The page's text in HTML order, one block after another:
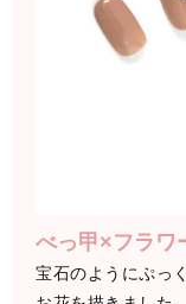
べっ甲×フラワ
宝石のようにぷっ